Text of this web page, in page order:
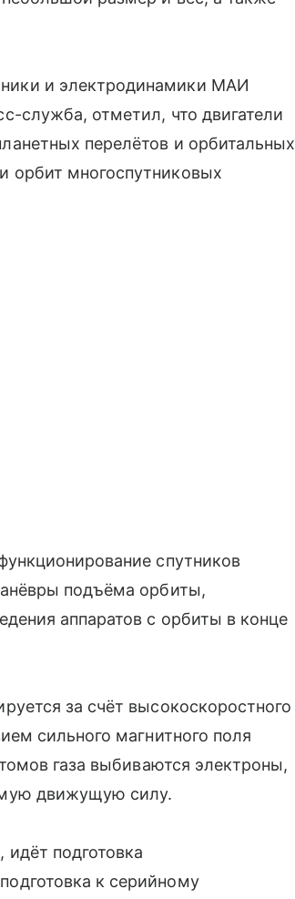
и электродинамики МАИ
служба, отметил, что двигатели
перелётов и орбитальных
орбит многоспутниковых
спутников
подъёма орбиты,
аппаратов с орбиты в конце
за счёт высокоскоростного
сильного магнитного поля
газа выбиваются электроны,
движущую силу.
подготовка
к серийному